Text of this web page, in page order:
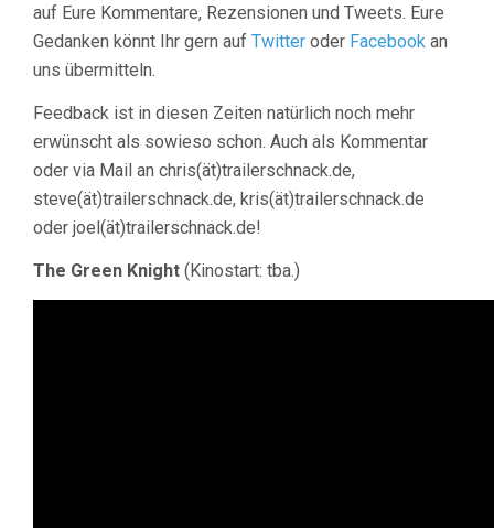
auf Eure Kommentare, Rezensionen und Tweets. Eure
Gedanken könnt Ihr gern auf Twitter oder Facebook an
uns übermitteln.
Feedback ist in diesen Zeiten natürlich noch mehr
erwünscht als sowieso schon. Auch als Kommentar
oder via Mail an chris(ät)trailerschnack.de,
steve(ät)trailerschnack.de, kris(ät)trailerschnack.de
oder joel(ät)trailerschnack.de!
The Green Knight (Kinostart: tba.)